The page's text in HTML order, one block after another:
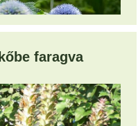
faragva